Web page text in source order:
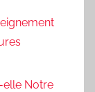
elle Notre